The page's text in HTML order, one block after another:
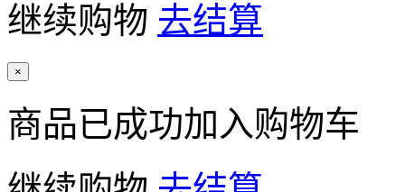
继续购物 去结算
×
商品已成功加入购物车